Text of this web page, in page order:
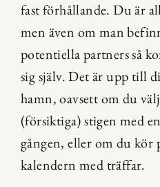
fast förhållande. Du är
men även om man
potentiella partners så
sig själv. Det är upp till
hamn, oavsett om du
(försiktiga) stigen med
gången, eller om du kör
kalendern med träffar.